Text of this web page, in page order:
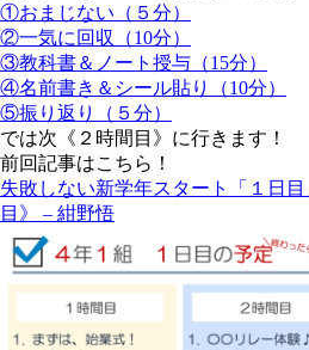
①おまじない（５分）
②一気に回収（10分）
③教科書＆ノート授与（15分）
④名前書き＆シール貼り（10分）
⑤振り返り（５分）
では次《２時間目》に行きます！
前回記事はこちら！
失敗しない新学年スタート「１日
目》 – 紺野悟